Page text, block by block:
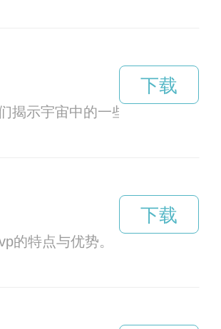
示宇宙中的一些未知奥秘。
下载
的特点与优势。
下载